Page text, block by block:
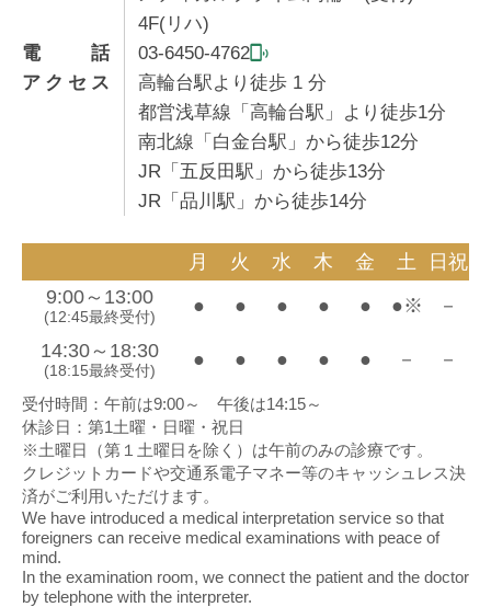
4F(リハ)
電話
03-6450-4762
アクセス
高輪台駅より徒歩 1 分
都営浅草線「高輪台駅」より徒歩1分
南北線「白金台駅」から徒歩12分
JR「五反田駅」から徒歩13分
JR「品川駅」から徒歩14分